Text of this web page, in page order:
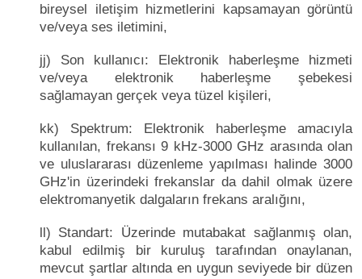
bireysel iletişim hizmetlerini kapsamayan görüntü
ve/veya ses iletimini,
jj) Son kullanıcı: Elektronik haberleşme hizmeti
ve/veya elektronik haberleşme şebekesi
sağlamayan gerçek veya tüzel kişileri,
kk) Spektrum: Elektronik haberleşme amacıyla
kullanılan, frekansı 9 kHz-3000 GHz arasında olan
ve uluslararası düzenleme yapılması halinde 3000
GHz'in üzerindeki frekanslar da dahil olmak üzere
elektromanyetik dalgaların frekans aralığını,
ll) Standart: Üzerinde mutabakat sağlanmış olan,
kabul edilmiş bir kuruluş tarafından onaylanan,
mevcut şartlar altında en uygun seviyede bir düzen